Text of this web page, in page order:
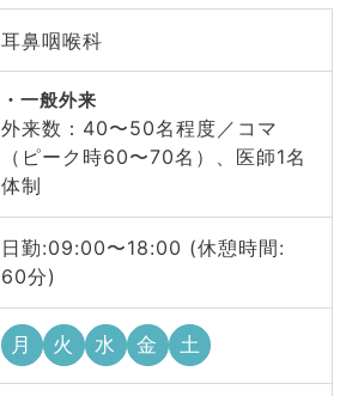
耳鼻咽喉科
一般外来
外来数：40〜50名程度／コマ
（ピーク時60〜70名）、医師1名
体制
日勤:09:00〜18:00 (休憩時間:
60分)
月 火 水 金 土